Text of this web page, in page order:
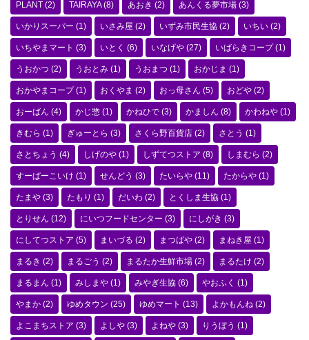
PLANT (2) TAIRAYA(8) あおき (2) あんくる夢市場 (3)
いかりスーパー (1) いさみ屋 (2) いずみ市民生協 (2) いちい (2)
いちやまマート (3) いとく (6) いなげや (27) いばらきコープ(1)
うおかつ (2) うおとみ (1) うおまつ (1) おかじま (1)
おかやまコープ(1) おくやま (2) おっ母さん (5) おどや (2)
おーばん (4) かじ惣 (1) かねひで (3) かましん (8) かわねや (1)
きむら (1) ぎゅーとら (3) さくら野百貨店 (2) さとう (1)
さとちょう (4) しげのや (1) しずてつストア (8) しまむら (2)
すーぱーこいけ (1) せんどう (3) たいらや (11) たからや (1)
たまや (3) たもり (1) だいわ (2) とくしま生協 (1)
とりせん (12) にいつフードセンター (3) にしがき (3)
にしてつストア (5) まいづる (2) まつばや (2) まねき屋 (1)
まるき (2) まるごう (2) まるたか生鮮市場 (2) まるたけ (2)
まるまん (1) みしまや (1) みやぎ生協 (6) やおふく (1)
やまか (2) ゆめタウン (25) ゆめマート (13) よかもんね (2)
よこまちストア (3) よしや (3) よねや (3) りうぼう (1)